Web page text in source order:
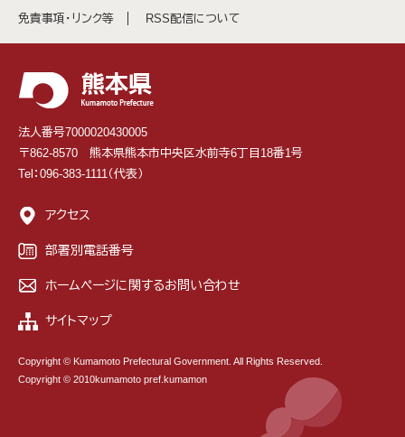
免責事項・リンク等 RSS配信について
法人番号7000020430005
〒862-8570 熊本県熊本市中央区水前寺6丁目18番1号
Tel：096-383-1111（代表）
アクセス
部署別電話番号
ホームページに関するお問い合わせ
サイトマップ
Copyright © Kumamoto Prefectural Government. All Rights Reserved.
Copyright © 2010kumamoto pref.kumamon